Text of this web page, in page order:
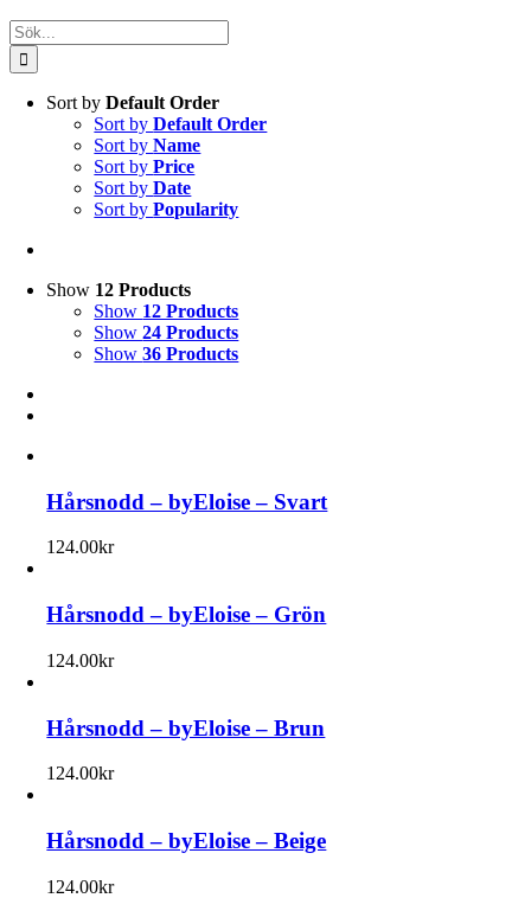
Sök
efter:
Sort byDefault Order
Sort byDefault Order
Sort byName
Sort byPrice
Sort byDate
Sort byPopularity
Show 12 Products
Show 12 Products
Show24 Products
Show36 Products
Hårsnodd – byEloise – Svart
124.00kr
Hårsnodd – byEloise – Grön
124.00kr
Hårsnodd – byEloise – Brun
124.00kr
Hårsnodd – byEloise – Beige
124.00kr